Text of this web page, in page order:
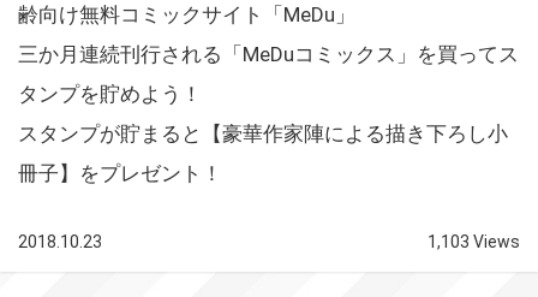
齢向け無料コミックサイト「MeDu」
三か月連続刊行される「MeDuコミックス」を買ってス
タンプを貯めよう！
スタンプが貯まると【豪華作家陣による描き下ろし小
冊子】をプレゼント！
2018.10.23 1,103 Views